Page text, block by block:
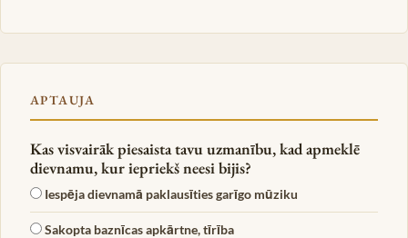
APTAUJA
Kas visvairāk piesaista tavu uzmanību, kad apmeklē
dievnamu, kur iepriekš neesi bijis?
Iespēja dievnamā paklausīties garīgo mūziku
Sakopta baznīcas apkārtne, tīrība